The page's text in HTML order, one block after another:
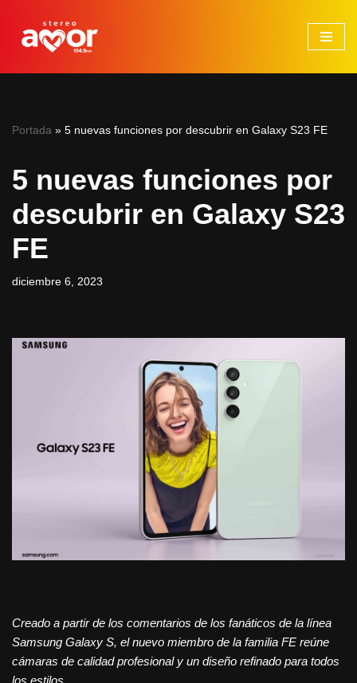
Saltar
Portada » 5 nuevas funciones por descubrir en Galaxy S23 FE
5 nuevas funciones por
descubrir en Galaxy S23
FE
diciembre 6, 2023
Creado a partir de los comentarios de los fanáticos de la línea
Samsung Galaxy S, el nuevo miembro de la familia FE reúne
cámaras de calidad profesional y un diseño refinado para todos
los estilos